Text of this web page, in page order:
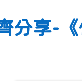
分享-